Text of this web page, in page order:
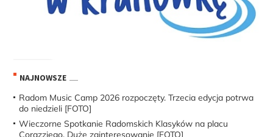
NAJNOWSZE
Radom Music Camp 2026 rozpoczęty. Trzecia edycja potrwa
do niedzieli [FOTO]
Wieczorne Spotkanie Radomskich Klasyków na placu
Corazziego. Duże zainteresowanie [FOTO]